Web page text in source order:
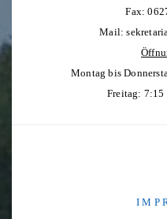
Fax:
Mail:
Montag bis
Freitag: 7:15
I M P